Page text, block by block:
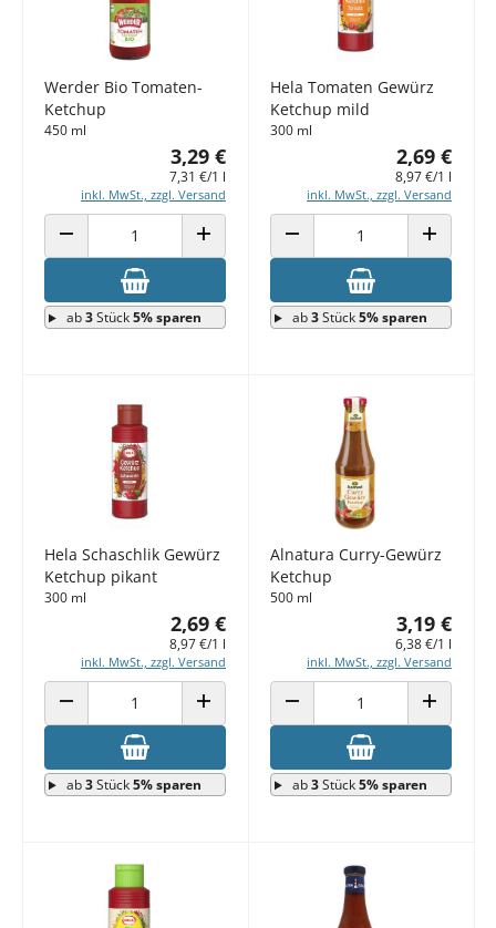
Werder Bio Tomaten-
Ketchup
450 ml
3,29 €
7,31 €/1 l
inkl. MwSt., zzgl. Versand
ANZAHL VERRINGERN ANZAHL ERHÖHEN
ab3Stück5% sparen
Hela Tomaten Gewürz
Ketchup mild
300 ml
2,69 €
8,97 €/1 l
inkl. MwSt., zzgl. Versand
ANZAHL VERRINGERN ANZAHL
ab3Stück5% sparen
Hela Schaschlik Gewürz
Ketchup pikant
300 ml
2,69 €
8,97 €/1 l
inkl. MwSt., zzgl. Versand
ANZAHL VERRINGERN ANZAHL ERHÖHEN
ab3Stück5% sparen
Alnatura Curry-Gewürz
Ketchup
500 ml
3,19 €
6,38 €/1 l
inkl. MwSt., zzgl. Versand
ANZAHL VERRINGERN ANZAHL
ab3Stück5% sparen